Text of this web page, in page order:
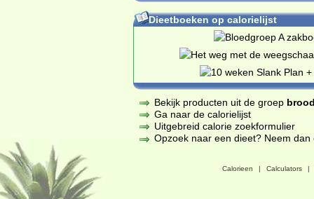
Dieetboeken op calorielijst
Bekijk producten uit de groep
Ga naar de calorielijst
Uitgebreid calorie zoekformulier
Opzoek naar een dieet? Neem
Calorieen | Calculators |